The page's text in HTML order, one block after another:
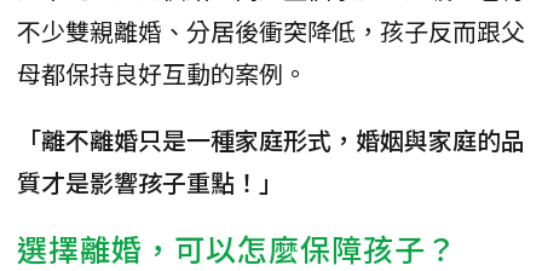
不少雙親離婚、分居後衝突降低，孩子反而跟父
母都保持良好互動的案例。
「離不離婚只是一種家庭形式，婚姻與家庭的品
質才是影響孩子重點！」
選擇離婚，可以怎麼保障孩子？